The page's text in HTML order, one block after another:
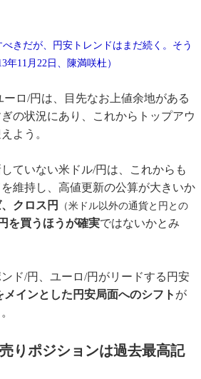
べきだが、円安トレンドはまだ続く。そう
年11月22日、陳満咲杜）
ロ/円は、目先なお上値余地がある
の状況にあり、これからトップアウ
よう。
ていない米ドル/円は、これからも
維持し、高値更新の公算が大きいか
クロス円
（米ドル以外の通貨と円との
を買うほうが確実ではないかとみ
ド/円、ユーロ/円がリードする円安
メインとした円安局面へのシフト が
りポジションは過去最高記